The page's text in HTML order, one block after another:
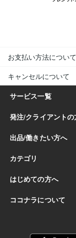
お支払い方法について
キャンセルについて